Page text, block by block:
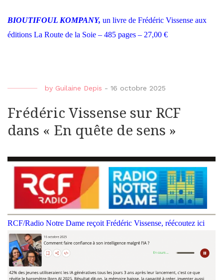
BIOUTIFOUL KOMPANY, un livre de Frédéric Vissense aux
éditions La Route de la Soie – 485 pages – 27,00 €
by Guilaine Depis - 16 octobre 2025
Frédéric Vissense sur RCF
dans « En quête de sens »
RCF/Radio Notre Dame reçoit Frédéric Vissense, réécoutez ici